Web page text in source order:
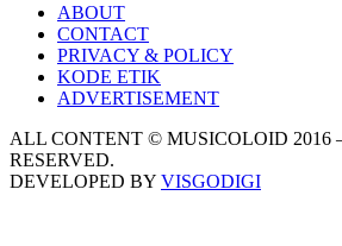
ABOUT
CONTACT
PRIVACY & POLICY
KODE ETIK
ADVERTISEMENT
ALL CONTENT © MUSICOLOID 2016
RESERVED.
DEVELOPED BY VISGODIGI